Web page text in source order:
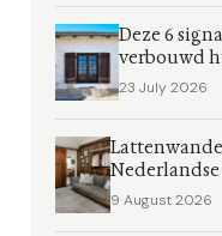
Deze 6
verbouwd
23 July 2026
9 August 2026